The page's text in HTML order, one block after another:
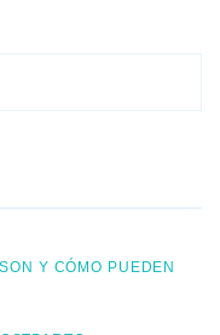
Y CÓMO PUEDEN